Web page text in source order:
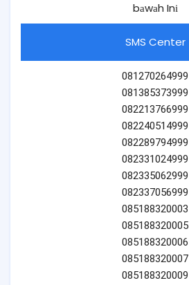
bаwаh Inі
SMS Center
081270264999
081385373999
082213766999
082240514999
082289794999
082331024999
082335062999
082337056999
085188320003
085188320005
085188320006
085188320007
085188320009